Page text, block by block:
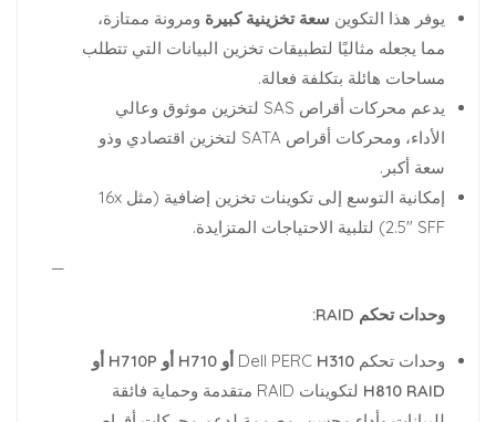
يوفر هذا التكوين سعة تخزينية كبيرة ومرونة ممتازة،
مما يجعله مثاليًا لتطبيقات تخزين البيانات التي تتطلب
مساحات هائلة بتكلفة فعالة.
يدعم محركات أقراص SAS لتخزين موثوق وعالي
الأداء، ومحركات أقراص SATA لتخزين اقتصادي وذو
سعة أكبر.
إمكانية التوسع إلى تكوينات تخزين إضافية (مثل 16x
2.5″ SFF) لتلبية الاحتياجات المتزايدة.
—
وحدات تحكم RAID:
وحدات تحكم Dell PERC
H310 أو H710 أو H710P أو
H810 RAID
لتكوينات RAID متقدمة وحماية فائقة